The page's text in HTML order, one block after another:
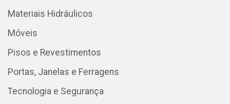
Materiais Hidráulicos
Móveis
Pisos e Revestimentos
Portas, Janelas e Ferragens
Tecnologia e Segurança